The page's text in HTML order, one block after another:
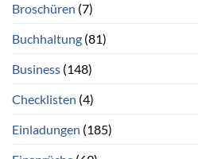
Broschüren (7)
Buchhaltung (81)
Business (148)
Checklisten (4)
Einladungen (185)